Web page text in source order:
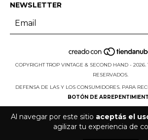
Al navegar por este sitio aceptás el
agilizar tu experiencia de
NEWSLETTER
COPYRIGHT TROP VINTAGE & SECOND HAND - 2026.
RESERVADOS.
DEFENSA DE LAS Y LOS CONSUMIDORES. PARA
BOTÓN DE